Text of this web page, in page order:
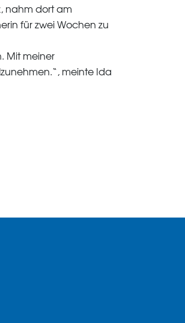
nahm dort am
für zwei Wochen zu
Mit meiner
meinte Ida